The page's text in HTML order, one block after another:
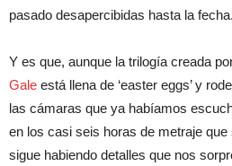
pasado desapercibidas hasta la fecha.
Y es que, aunque la trilogía creada
Gale está llena de ‘easter eggs’ y
las cámaras que ya habíamos
en los casi seis horas de metraje
sigue habiendo detalles que nos